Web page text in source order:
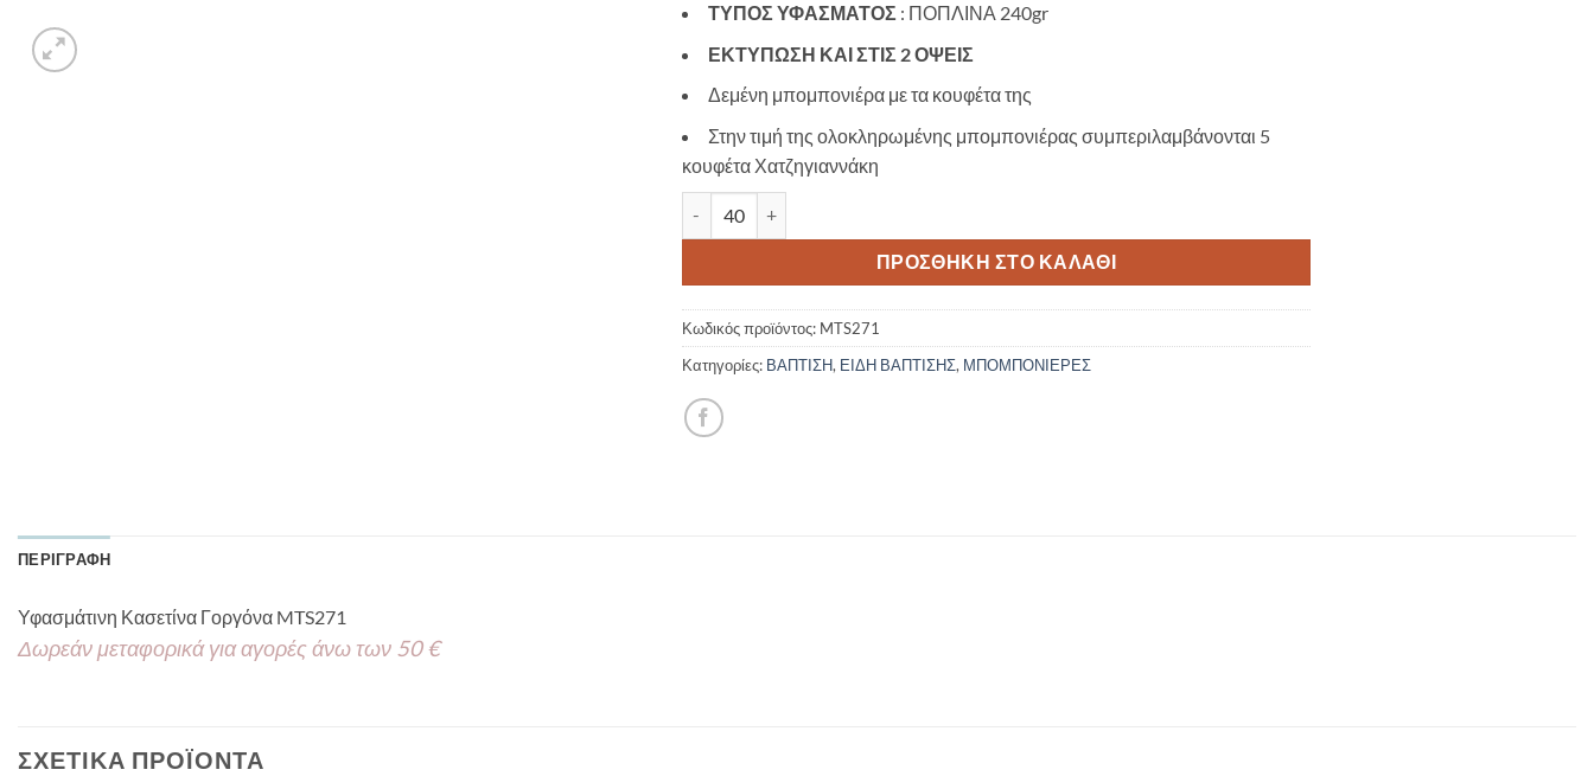
ΤΥΠΟΣ ΥΦΑΣΜΑΤΟΣ : ΠΟΠΛΙΝΑ 240gr
ΕΚΤΥΠΩΣΗ ΚΑΙ ΣΤΙΣ 2 ΟΨΕΙΣ
Δεμένη μπομπονιέρα με τα κουφέτα της
Στην τιμή της ολοκληρωμένης μπομπονιέρας συμπεριλαμβάνονται 5
κουφέτα Χατζηγιαννάκη
ΠΡΟΣΘΉΚΗ ΣΤΟ ΚΑΛΆΘΙ
Κωδικός προϊόντος: MTS271
Κατηγορίες: ΒΑΠΤΙΣΗ, ΕΙΔΗ ΒΑΠΤΙΣΗΣ, ΜΠΟΜΠΟΝΙΕΡΕΣ
ΠΕΡΙΓΡΑΦΉ
Υφασμάτινη Κασετίνα Γοργόνα MTS271
Δωρεάν μεταφορικά για αγορές άνω των 50 €
ΣΧΕΤΙΚΆ ΠΡΟΪΌΝΤΑ